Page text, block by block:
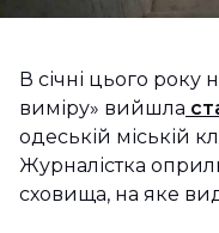
В січні цього року
виміру» вийшла
одеській міській
Журналістка
сховища, на яке